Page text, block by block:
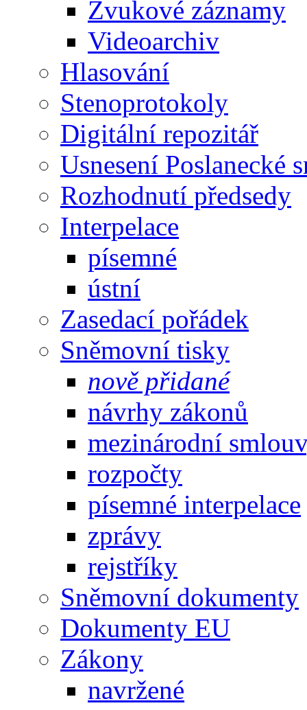
Zvukové záznamy
Videoarchiv
Hlasování
Stenoprotokoly
Digitální repozitář
Usnesení Poslanecké
Rozhodnutí předsedy
Interpelace
písemné
ústní
Zasedací pořádek
Sněmovní tisky
nově přidané
návrhy zákonů
mezinárodní
rozpočty
písemné interpelace
zprávy
rejstříky
Sněmovní dokumenty
Dokumenty EU
Zákony
navržené